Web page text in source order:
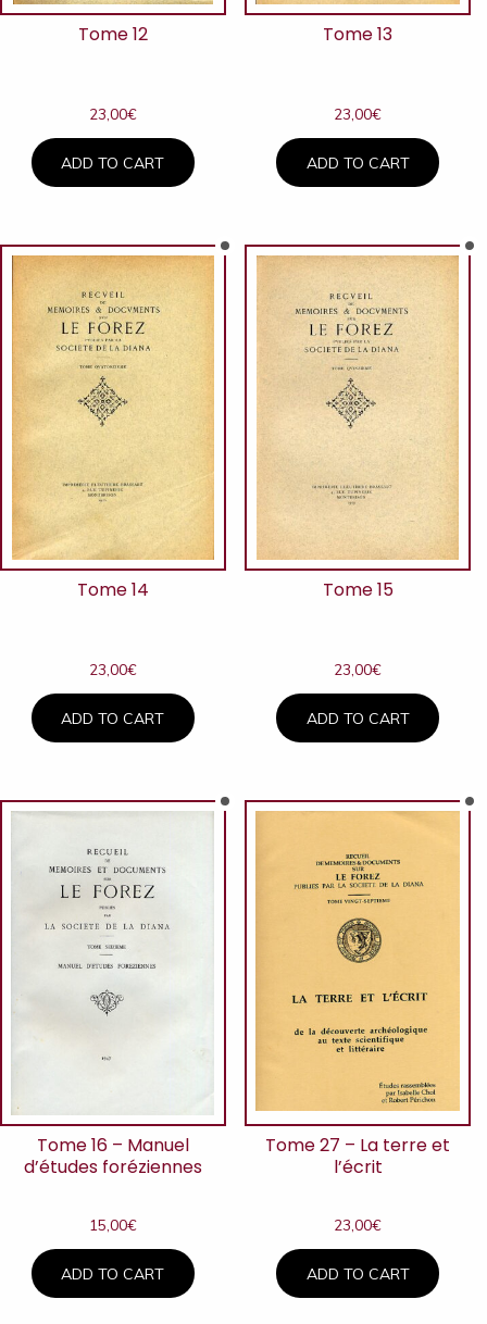
Tome 12
23,00€
ADD TO CART
Tome 13
23,00€
ADD TO CART
Tome 14
23,00€
ADD TO CART
Tome 15
23,00€
ADD TO CART
Tome 16 – Manuel
d’études foréziennes
15,00€
ADD TO CART
Tome 27 – La terre et
l’écrit
23,00€
ADD TO CART